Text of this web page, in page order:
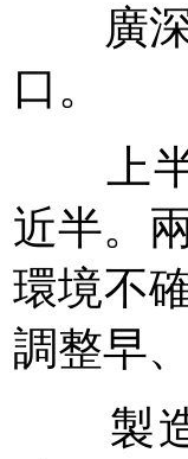
廣深
口。
上半
近半。
環境不
調整早
製造